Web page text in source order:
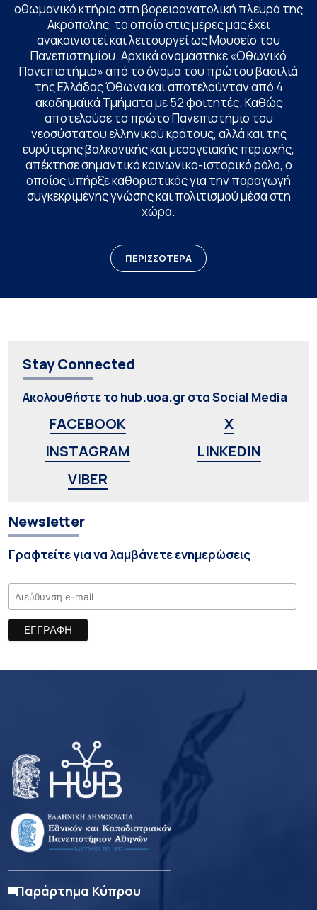
οθωμανικό κτήριο στη βορειοανατολική πλευρά της
Ακρόπολης, το οποίο στις μέρες μας έχει
ανακαινιστεί και λειτουργεί ως Μουσείο του
Πανεπιστημίου. Αρχικά ονομάστηκε «Οθωνικό
Πανεπιστήμιο» από το όνομα του πρώτου βασιλιά
της Ελλάδας Όθωνα και αποτελούνταν από 4
ακαδημαϊκά Τμήματα με 52 φοιτητές. Καθώς
αποτελούσε το πρώτο Πανεπιστήμιο του
νεοσύστατου ελληνικού κράτους, αλλά και της
ευρύτερης βαλκανικής και μεσογειακής περιοχής,
απέκτησε σημαντικό κοινωνικο-ιστορικό ρόλο, ο
οποίος υπήρξε καθοριστικός για την παραγωγή
συγκεκριμένης γνώσης και πολιτισμού μέσα στη
χώρα.
ΠΕΡΙΣΣΟΤΕΡΑ
Stay Connected
Ακολουθήστε το hub.uoa.gr στα Social Media
FACEBOOK
X
INSTAGRAM
LINKEDIN
VIBER
Newsletter
Γραφτείτε για να λαμβάνετε ενημερώσεις
Παράρτημα Κύπρου